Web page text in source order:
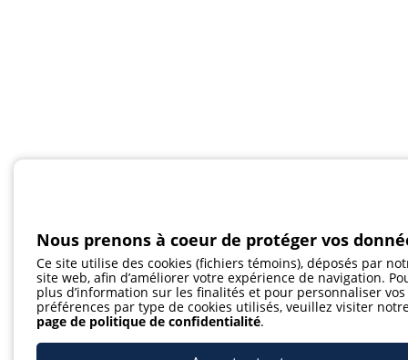
Nous prenons à coeur de protéger vos
Ce site utilise des cookies (fichiers témoins), déposés par
site web, afin d’améliorer votre expérience de navigation.
plus d’information sur les finalités et pour personnaliser vos
préférences par type de cookies utilisés, veuillez visiter
page de politique de confidentialité.